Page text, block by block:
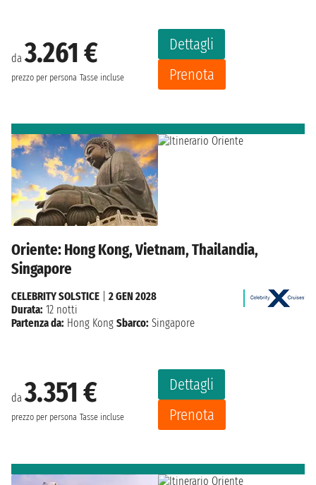
da3.261 €
prezzo per persona Tasse incluse
Dettagli
Prenota
Oriente: Hong Kong, Vietnam, Thailandia,
Singapore
da3.351 €
prezzo per persona Tasse incluse
Dettagli
Prenota
CELEBRITY SOLSTICE
2 GEN 2028
Durata: 12 notti
Partenza da: Hong Kong Sbarco: Singapore